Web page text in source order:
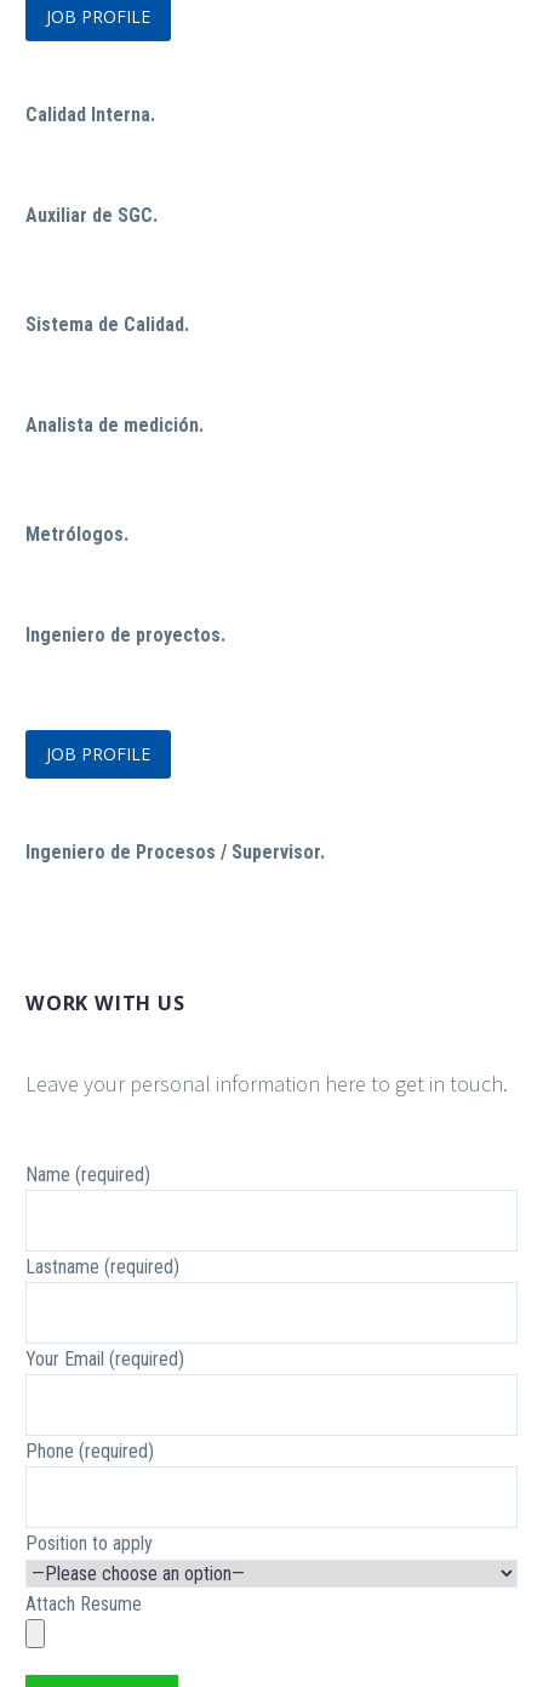
JOB PROFILE
Calidad Interna.
Auxiliar de SGC.
Sistema de Calidad.
Analista de medición.
Metrólogos.
Ingeniero de proyectos.
JOB PROFILE
Ingeniero de Procesos / Supervisor.
WORK WITH US
Leave your personal information here to get in touch.
Name (required)
Lastname (required)
Your Email (required)
Phone (required)
Position to apply
Attach Resume